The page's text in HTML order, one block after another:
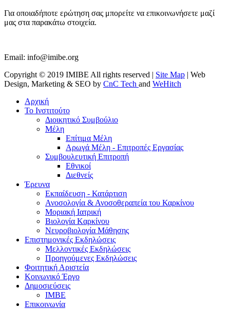
Για οποιαδήποτε ερώτηση σας μπορείτε να επικοινωνήσετε μαζί
μας στα παρακάτω στοιχεία.
Email: info@imibe.org
Copyright © 2019 IMIBE All rights reserved | Site Map | Web
Design, Marketing & SEO by CnC Tech and WeHitch
Αρχική
Το Ινστιτούτο
Διοικητικό Συμβούλιο
Μέλη
Επίτιμα Μέλη
Αρωγά Μέλη - Επιτροπές Εργασίας
Συμβουλευτική Επιτροπή
Εθνικοί
Διεθνείς
Έρευνα
Εκπαίδευση - Κατάρτιση
Ανοσολογία & Ανοσοθεραπεία του Καρκίνου
Μοριακή Ιατρική
Βιολογία Kαρκίνου
Νευροβιολογία Μάθησης
Επιστημονικές Εκδηλώσεις
Μελλοντικές Εκδηλώσεις
Προηγούμενες Εκδηλώσεις
Φοιτητική Αριστεία
Κοινωνικό Έργο
Δημοσιεύσεις
ΙΜΒΕ
Επικοινωνία